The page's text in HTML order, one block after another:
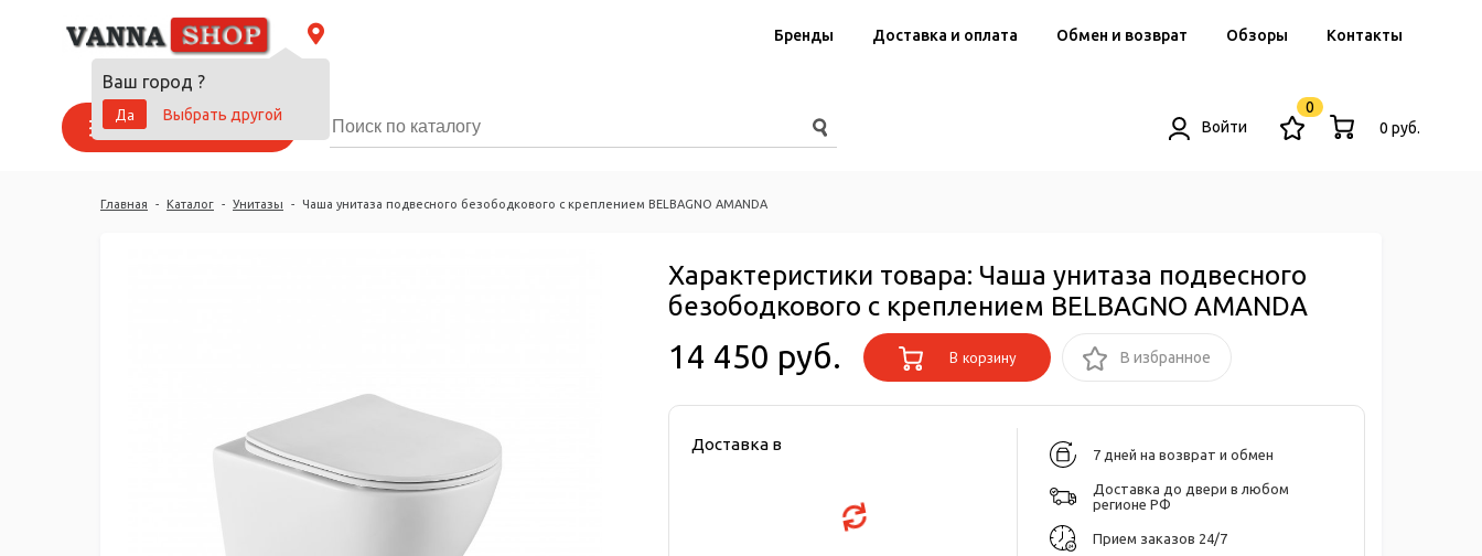
Ваш город ?
Да
Выбрать другой
Бренды Доставка и оплата Обмен и возврат Обзоры Контакты
Каталог товаров Войти
0
0 руб.
Главная - Каталог - Унитазы - Чаша унитаза подвесного безободкового с креплением BELBAGNO AMANDA
Характеристики товара: Чаша унитаза подвесного
безободкового с креплением BELBAGNO AMANDA
14 450 руб. В корзину В избранное
Доставка в
7 дней на возврат и обмен
Доставка до двери в любом
регионе РФ
Прием заказов 24/7